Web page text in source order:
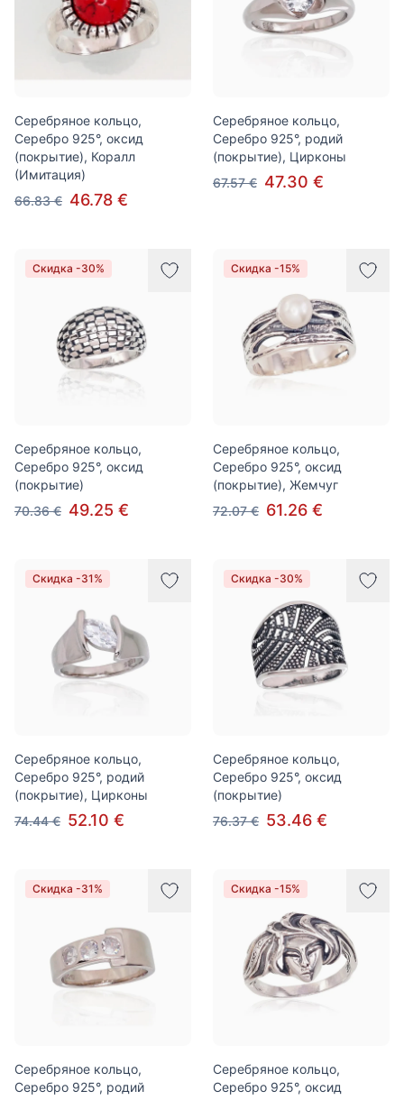
Серебряное кольцо,
Серебро 925°, оксид
(покрытие), Коралл
(Имитация)
66.83 € 46.78 €
Серебряное кольцо,
Серебро 925°, родий
(покрытие), Цирконы
67.57 € 47.30 €
Скидка -30%
Серебряное кольцо,
Серебро 925°, оксид
(покрытие)
70.36 € 49.25 €
Скидка -15%
Серебряное кольцо,
Серебро 925°, оксид
(покрытие), Жемчуг
72.07 € 61.26 €
Скидка -31%
Серебряное кольцо,
Серебро 925°, родий
(покрытие), Цирконы
74.44 € 52.10 €
Скидка -30%
Серебряное кольцо,
Серебро 925°, оксид
(покрытие)
76.37 € 53.46 €
Скидка -31%
Серебряное кольцо,
Серебро 925°, родий
Скидка -15%
Серебряное кольцо,
Серебро 925°, оксид